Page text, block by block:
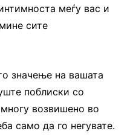
меѓу вас и
сите
значење на вашата
поблиски со
возвишено во
само да го негувате.